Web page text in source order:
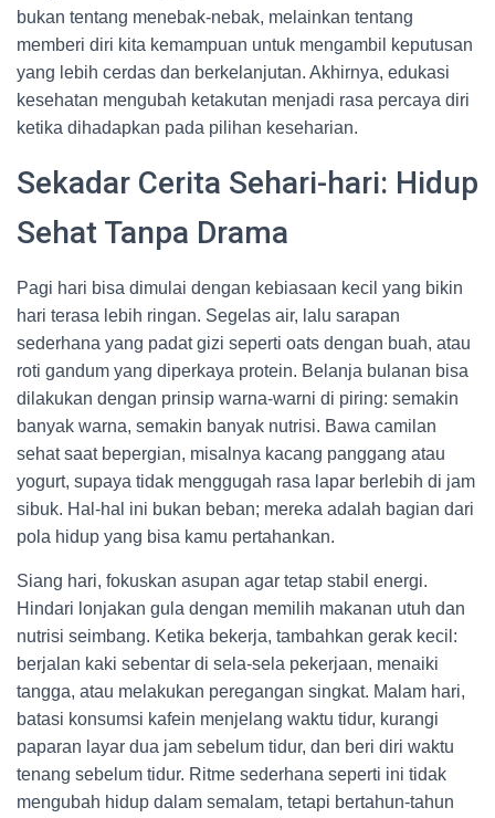
bukan tentang menebak-nebak, melainkan tentang
memberi diri kita kemampuan untuk mengambil keputusan
yang lebih cerdas dan berkelanjutan. Akhirnya, edukasi
kesehatan mengubah ketakutan menjadi rasa percaya diri
ketika dihadapkan pada pilihan keseharian.
Sekadar Cerita Sehari-hari: Hidup
Sehat Tanpa Drama
Pagi hari bisa dimulai dengan kebiasaan kecil yang bikin
hari terasa lebih ringan. Segelas air, lalu sarapan
sederhana yang padat gizi seperti oats dengan buah, atau
roti gandum yang diperkaya protein. Belanja bulanan bisa
dilakukan dengan prinsip warna-warni di piring: semakin
banyak warna, semakin banyak nutrisi. Bawa camilan
sehat saat bepergian, misalnya kacang panggang atau
yogurt, supaya tidak menggugah rasa lapar berlebih di jam
sibuk. Hal-hal ini bukan beban; mereka adalah bagian dari
pola hidup yang bisa kamu pertahankan.
Siang hari, fokuskan asupan agar tetap stabil energi.
Hindari lonjakan gula dengan memilih makanan utuh dan
nutrisi seimbang. Ketika bekerja, tambahkan gerak kecil:
berjalan kaki sebentar di sela-sela pekerjaan, menaiki
tangga, atau melakukan peregangan singkat. Malam hari,
batasi konsumsi kafein menjelang waktu tidur, kurangi
paparan layar dua jam sebelum tidur, dan beri diri waktu
tenang sebelum tidur. Ritme sederhana seperti ini tidak
mengubah hidup dalam semalam, tetapi bertahun-tahun